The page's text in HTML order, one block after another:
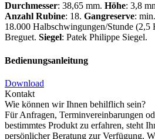
Durchmesser: 38,65 mm. Höhe: 3,8
Anzahl Rubine: 18. Gangreserve:
18.000 Halbschwingungen/Stunde (2,5
Breguet. Siegel: Patek Philippe Siegel.
Bedienungsanleitung
Download
Kontakt
Wie können wir Ihnen behilflich sein?
Für Anfragen, Terminvereinbarungen
bestimmtes Produkt zu erfahren, steht
persönlicher Beratung zur Verfügung.